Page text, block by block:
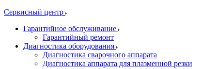
Сервисный центр
Гарантийное обслуживание
Гарантийный ремонт
Диагностика оборудования
Диагностика сварочного аппарата
Диагностика аппарата для плазменной резки